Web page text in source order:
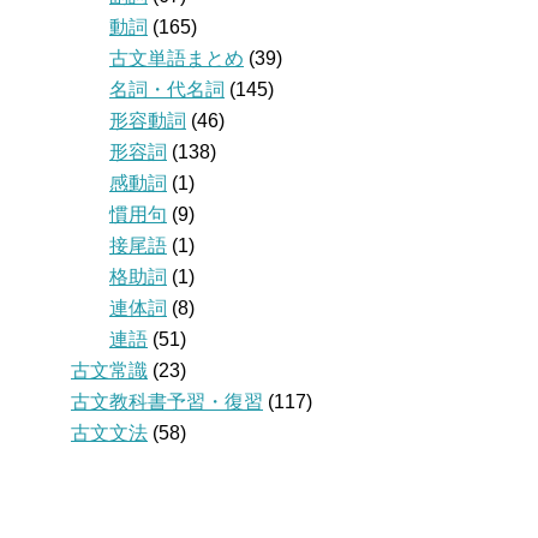
動詞 (165)
古文単語まとめ (39)
名詞・代名詞 (145)
形容動詞 (46)
形容詞 (138)
感動詞 (1)
慣用句 (9)
接尾語 (1)
格助詞 (1)
連体詞 (8)
連語 (51)
古文常識 (23)
古文教科書予習・復習 (117)
古文文法 (58)